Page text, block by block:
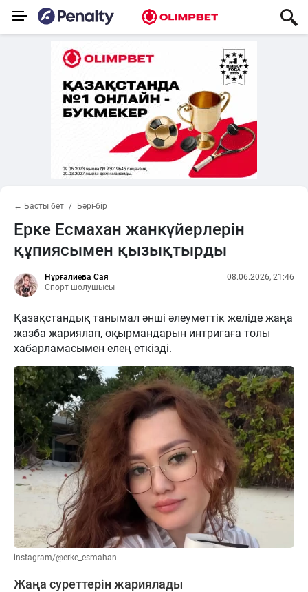
← Басты бет Бәрі-бір
Ерке Есмахан жанкүйерлерін
құпиясымен қызықтырды
Нұрғалиева Сая
Спорт шолушысы
08.06.2026, 21:46
Қазақстандық танымал әнші әлеуметтік желіде жаңа
жазба жариялап, оқырмандарын интригаға толы
хабарламасымен елең еткізді.
instagram/@erke_esmahan
Жаңа суреттерін жариялады